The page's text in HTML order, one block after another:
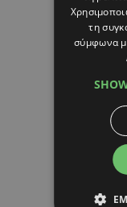
τη
σύμφωνα